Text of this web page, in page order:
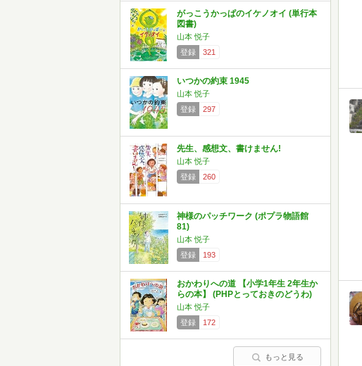
がっこうかっぱのイケノオイ (単行本
図書)
山本 悦子
登録
321
いつかの約束 1945
山本 悦子
登録
297
先生、感想文、書けません!
山本 悦子
登録
260
神様のパッチワーク (ポプラ物語館
81)
山本 悦子
登録
193
おかわりへの道 【小学1年生 2年生か
らの本】 (PHPとっておきのどうわ)
山本 悦子
登録
172
もっと見る